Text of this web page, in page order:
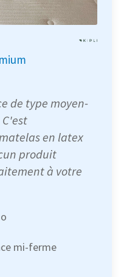
de type moyen-
en latex
produit
à votre
mi-ferme